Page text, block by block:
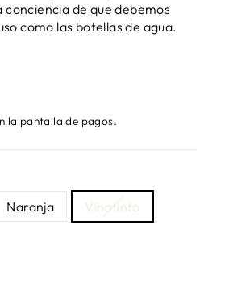
de que debemos
como las botellas de agua.
la pantalla de pagos.
Naranja Vinotinto